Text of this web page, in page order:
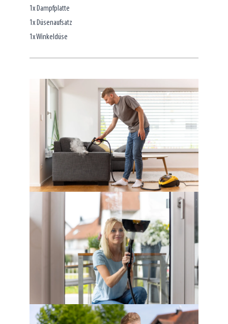
1x Dampfplatte
1x Düsenaufsatz
1x Winkeldüse